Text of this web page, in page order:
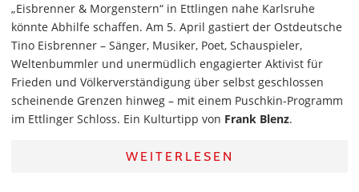
„Eisbrenner & Morgenstern“ in Ettlingen nahe Karlsruhe
könnte Abhilfe schaffen. Am 5. April gastiert der Ostdeutsche
Tino Eisbrenner – Sänger, Musiker, Poet, Schauspieler,
Weltenbummler und unermüdlich engagierter Aktivist für
Frieden und Völkerverständigung über selbst geschlossen
scheinende Grenzen hinweg – mit einem Puschkin-Programm
im Ettlinger Schloss. Ein Kulturtipp von Frank Blenz.
WEITERLESEN